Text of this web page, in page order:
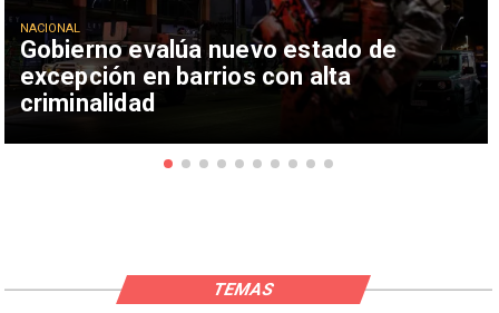
Gobierno evalúa nuevo estado de
excepción en barrios con alta
criminalidad
NACIONAL
TEMAS